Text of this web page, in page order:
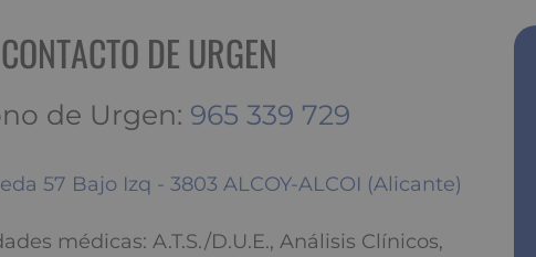
DE URGEN
de Urgen: 965 339 729
57 Bajo Izq - 3803 ALCOY-ALCOI (Alicante)
médicas: A.T.S./D.U.E., Análisis Clínicos,